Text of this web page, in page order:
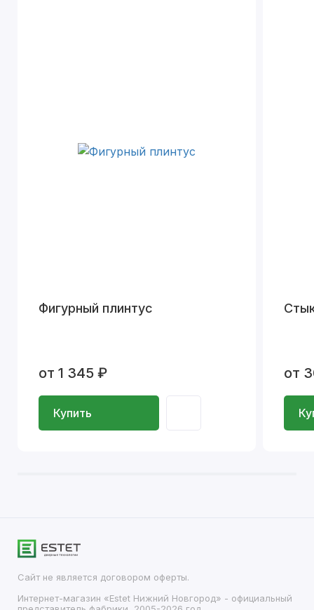
Фигурный плинтус
от 1 345 ₽
Купить
от
Сайт не является договором оферты.
Интернет-магазин «Estet Нижний Новгород» - официальный